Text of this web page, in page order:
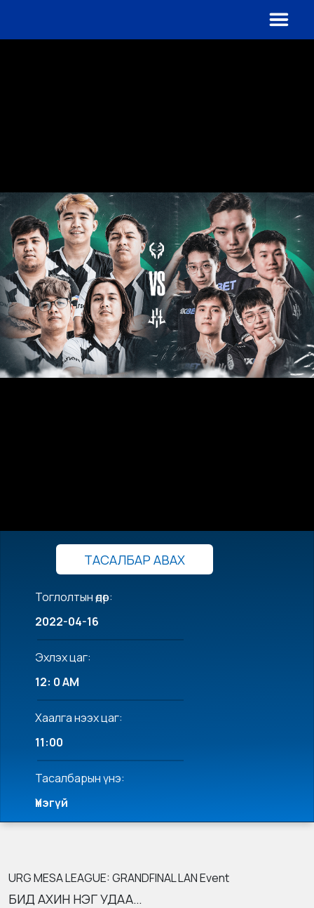
ТАСАЛБАР АВАХ
Тоглолтын өдөр:
2022-04-16
Эхлэх цаг:
12: 0 AM
Хаалга нээх цаг:
11:00
Тасалбарын үнэ:
Үнэгүй
URG MESA LEAGUE: GRANDFINAL LAN Event
БИД АХИН НЭГ УДАА…